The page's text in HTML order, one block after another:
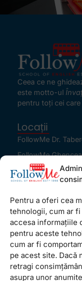
Pentru a oferi cea
tehnologii, cum ar
accesa informațiile
pentru aceste
cum ar fi
pe acest site. Dacă
retragi
asupra unor
Ceea ce ne
este motto-ul
pentru toţi cei
Locații
FollowMe Dr.
FollowMe Ghencea
FollowMe Titan
Informații
Regulament
Structură an școlar
Contact
Testimoniale